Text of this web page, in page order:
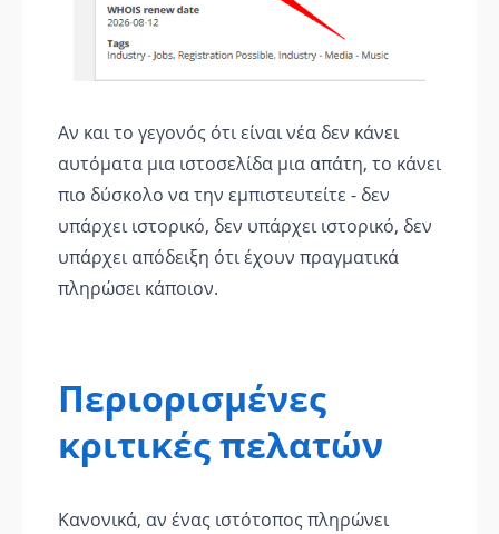
Αν και το γεγονός ότι είναι νέα δεν κάνει
αυτόματα μια ιστοσελίδα μια απάτη, το κάνει
πιο δύσκολο να την εμπιστευτείτε - δεν
υπάρχει ιστορικό, δεν υπάρχει ιστορικό, δεν
υπάρχει απόδειξη ότι έχουν πραγματικά
πληρώσει κάποιον.
Περιορισμένες
κριτικές πελατών
Κανονικά, αν ένας ιστότοπος πληρώνει